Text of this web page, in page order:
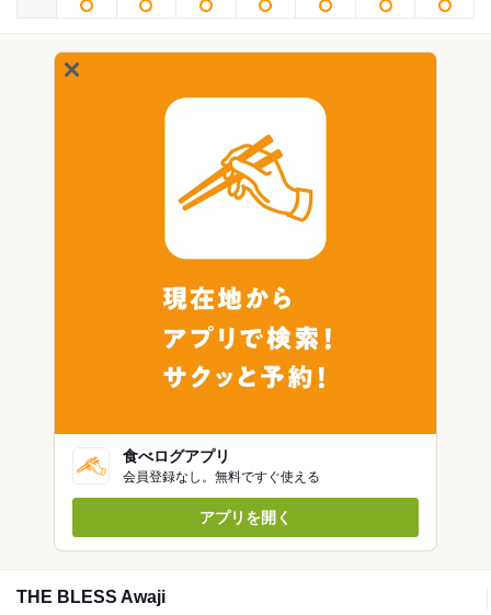
食べログアプリ
会員登録なし。無料ですぐ使える
アプリを開く
THE BLESS Awaji